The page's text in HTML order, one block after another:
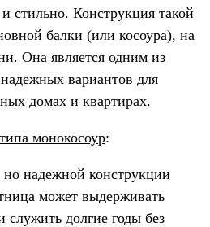
стильно. Конструкция такой
балки (или косоура), на
Она является одним из
вариантов для
домах и квартирах.
монокосоур:
но надежной конструкции
может выдерживать
служить долгие годы без